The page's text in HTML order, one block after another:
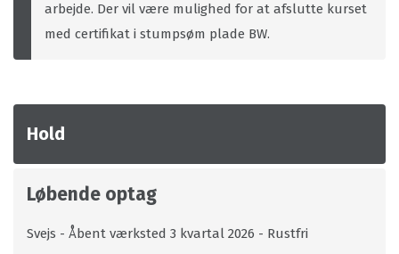
arbejde. Der vil være mulighed for at afslutte kurset
med certifikat i stumpsøm plade BW.
Hold
Løbende optag
Svejs - Åbent værksted 3 kvartal 2026 - Rustfri